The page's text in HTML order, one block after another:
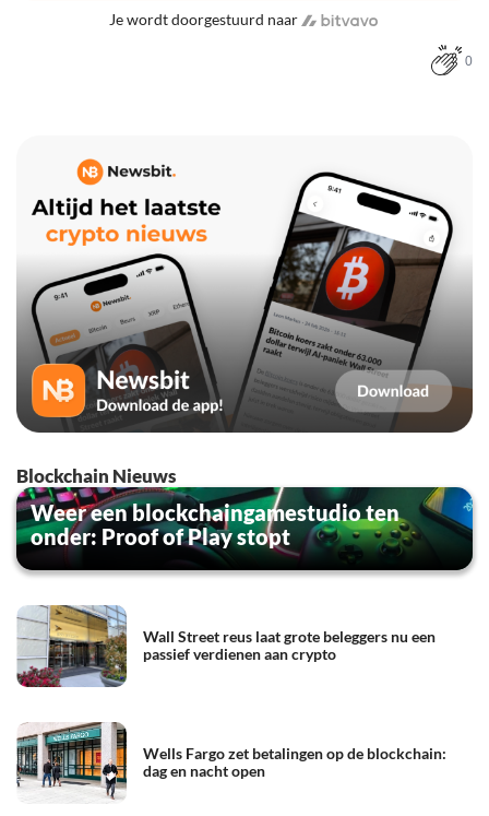
Je wordt doorgestuurd naar
0
Blockchain Nieuws
Weer een blockchaingamestudio ten
onder: Proof of Play stopt
Wall Street reus laat grote beleggers nu een
passief verdienen aan crypto
Wells Fargo zet betalingen op de blockchain:
dag en nacht open